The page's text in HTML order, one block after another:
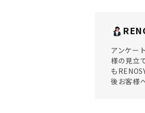
アンケー
様の見立
も
後お客様